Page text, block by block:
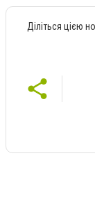
Діліться цією